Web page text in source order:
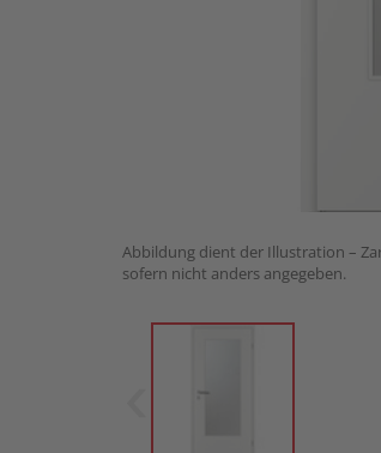
Abbildung dient der Illustration –
sofern nicht anders angegeben.